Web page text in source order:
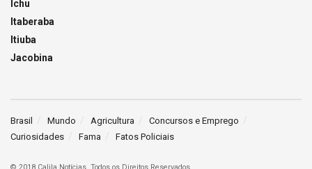
Ichu
Itaberaba
Itiuba
Jacobina
Brasil Mundo Agricultura
Concursos e Emprego
Curiosidades
Fama Fatos Policiais
© 2018 Calila Notícias. Todos os Direitos Reservados.